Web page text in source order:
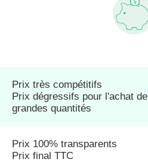
Prix très compétitifs
Prix dégressifs pour l'achat de
grandes quantités
Prix 100% transparents
Prix final TTC